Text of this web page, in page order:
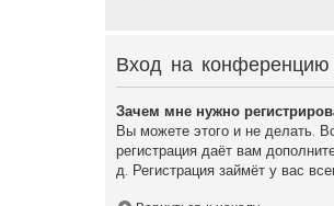
Вход на конференцию
Зачем мне нужно
Вы можете этого и не делать.
регистрация даёт вам
д. Регистрация займёт у вас